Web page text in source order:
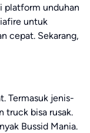
platform unduhan
untuk
cepat. Sekarang,
Termasuk jenis-
truck bisa rusak.
Bussid Mania.